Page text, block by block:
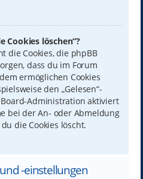
Cookies löschen“?
die Cookies, die phpBB
dass du im Forum
ermöglichen Cookies
den „Gelesen“-
Administration aktiviert
bei der An- oder Abmeldung
die Cookies löscht.
-einstellungen